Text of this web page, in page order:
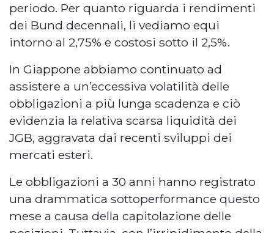
periodo. Per quanto riguarda i rendimenti
dei Bund decennali, li vediamo equi
intorno al 2,75% e costosi sotto il 2,5%.
In Giappone abbiamo continuato ad
assistere a un’eccessiva volatilità delle
obbligazioni a più lunga scadenza e ciò
evidenzia la relativa scarsa liquidità dei
JGB, aggravata dai recenti sviluppi dei
mercati esteri.
Le obbligazioni a 30 anni hanno registrato
una drammatica sottoperformance questo
mese a causa della capitolazione delle